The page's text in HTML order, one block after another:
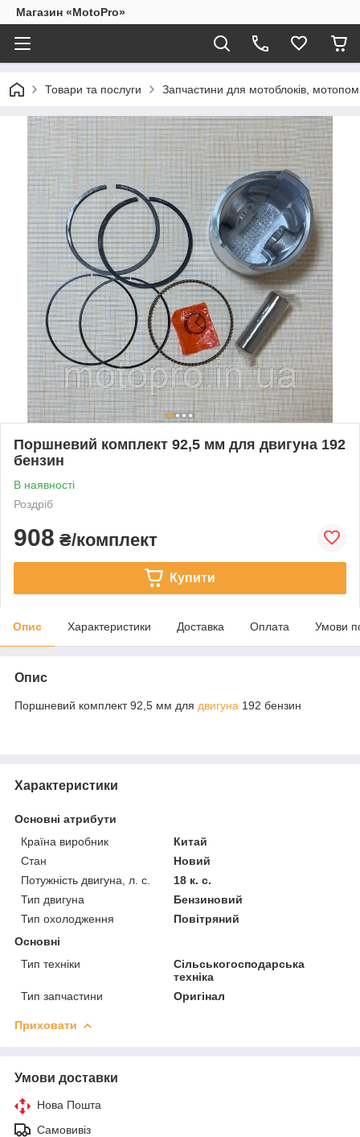
Магазин «MotoPro»
Товари та послуги Запчастини для мотоблоків,
Поршневий комплект 92,5 мм для двигуна 192
бензин
В наявності
Роздріб
908 ₴/комплект
Купити
Опис Характеристики Доставка Оплата Умови
Опис
Поршневий комплект 92,5 мм для двигуна 192 бензин
Характеристики
Основні атрибути
Країна виробник
Китай
Стан
Новий
Потужність двигуна, л. с.
18 к. с.
Тип двигуна
Бензиновий
Тип охолодження
Повітряний
Основні
Тип техніки
Сільськогосподарська
техніка
Тип запчастини
Оригінал
Приховати
Умови доставки
Нова Пошта
Самовивіз